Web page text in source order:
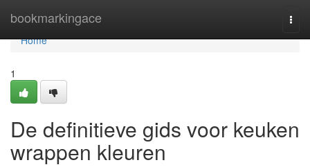
bookmarkingace
Home
Home
1
De definitieve gids voor keuken
wrappen kleuren